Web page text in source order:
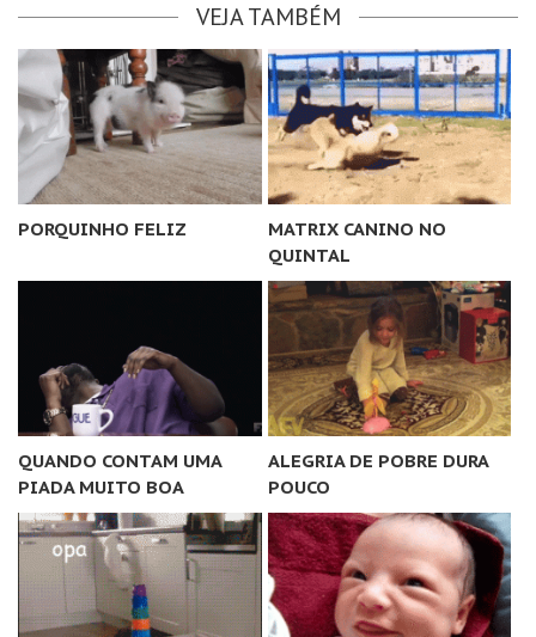
VEJA TAMBÉM
PORQUINHO FELIZ
MATRIX CANINO NO
QUINTAL
QUANDO CONTAM UMA
PIADA MUITO BOA
ALEGRIA DE POBRE DURA
POUCO